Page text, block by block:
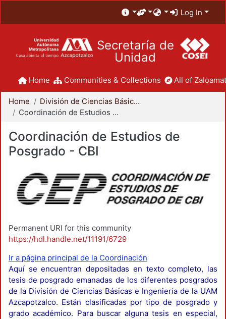
Log In
Secretaría de
Unidad
Home Communities & Collections All of
Home
División de Ciencias Básicas e Ingeniería
Coordinación de Estudios de Posgrado - CBI
Coordinación de Estudios de
Posgrado - CBI
Permanent URI for this community
https://hdl.handle.net/11191/6729
Ir a página principal de la Coordinación
Aquí se encuentran depositadas en texto completo, las
tesis de posgrado emanadas de los diferentes posgrados
de la División de Ciencias Básicas e Ingeniería de la UAM
Azcapotzalco. Están clasificadas por tipo de posgrado y
grado académico. Para buscar alguna tesis en especial,